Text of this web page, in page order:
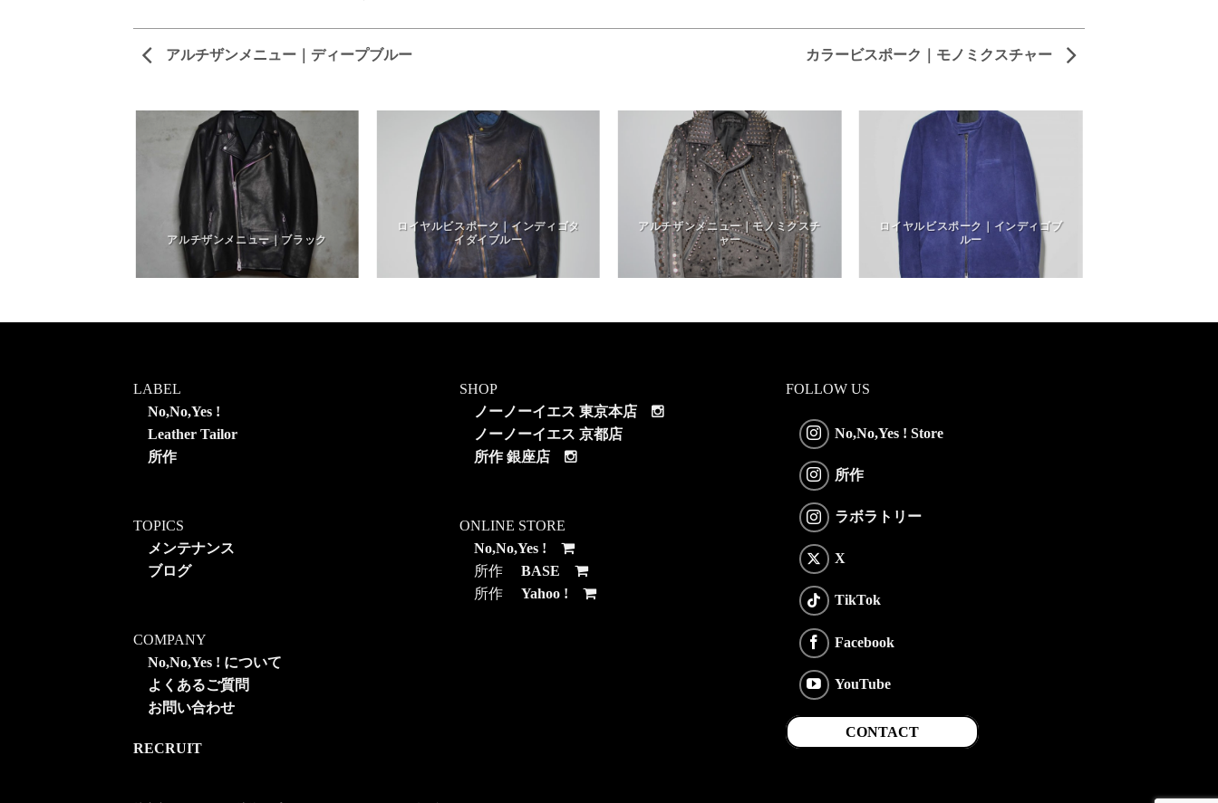
アルチザンメニュー｜ディープブルー カラービスポーク｜モノミクスチャー
アルチザンメニュー｜ブラック
ロイヤルビスポーク｜インディゴタ
イダイブルー
アルチザンメニュー｜モノミクスチ
ャー
ロイヤルビスポーク｜インディゴブ
ルー
LABEL
No,No,Yes !
Leather Tailor
所作
TOPICS
メンテナンス
ブログ
COMPANY
No,No,Yes ! について
よくあるご質問
お問い合わせ
RECRUIT
SHOP
ノーノーイエス 東京本店
ノーノーイエス 京都店
所作 銀座店
ONLINE STORE
No,No,Yes !
所作 BASE
所作 Yahoo !
FOLLOW US
No,No,Yes ! Store
所作
ラボラトリー
X
TikTok
Facebook
YouTube
CONTACT